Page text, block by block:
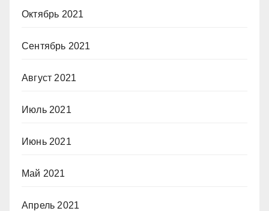
Октябрь 2021
Сентябрь 2021
Август 2021
Июль 2021
Июнь 2021
Май 2021
Апрель 2021